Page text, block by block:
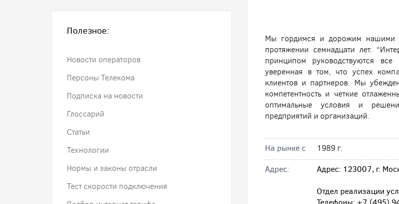
Мы гордимся и дорожим нашими
протяжении семнадцати лет.
принципом руководствуются
уверенная в том, что успех
клиентов и партнеров. Мы
компетентность и четкие
оптимальные условия и
предприятий и организаций.
На рынке с
1989 г.
Адрес:
Адрес: 123007, г.
Отдел реализации
Полезное:
Новости операторов
Персоны Телекома
Подписка на новости
Глоссарий
Статьи
Технологии
Нормы и законы отрасли
Тест скорости подключения